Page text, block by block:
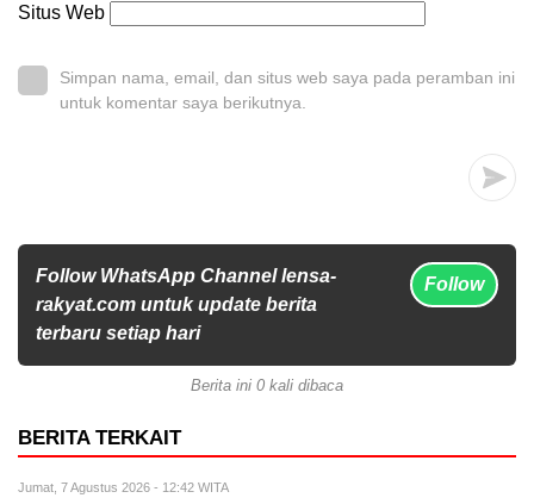
Situs Web
Simpan nama, email, dan situs web saya pada peramban ini
untuk komentar saya berikutnya.
Follow WhatsApp Channel lensa-
rakyat.com untuk update berita
terbaru setiap hari
Follow
Berita ini 0 kali dibaca
BERITA TERKAIT
Jumat, 7 Agustus 2026 - 12:42 WITA